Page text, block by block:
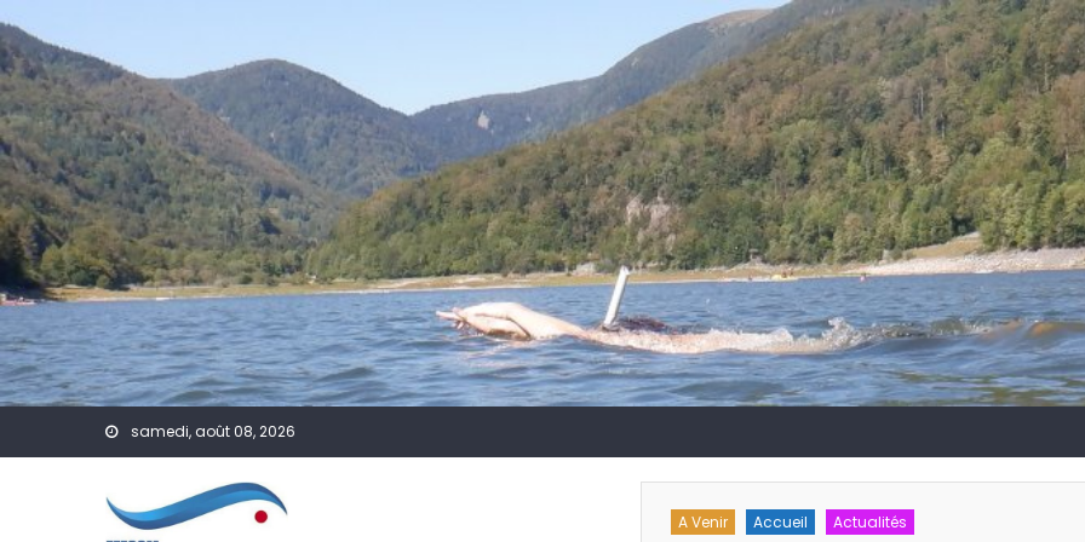
Skip to content
samedi, août 08, 2026
A Venir A Venir Accueil Actualités